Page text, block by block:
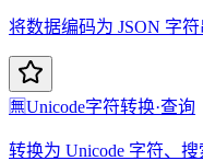
将数据编码为 JSON 字
🈚Unicode字符转换·查询
转换为 Unicode 字符、搜